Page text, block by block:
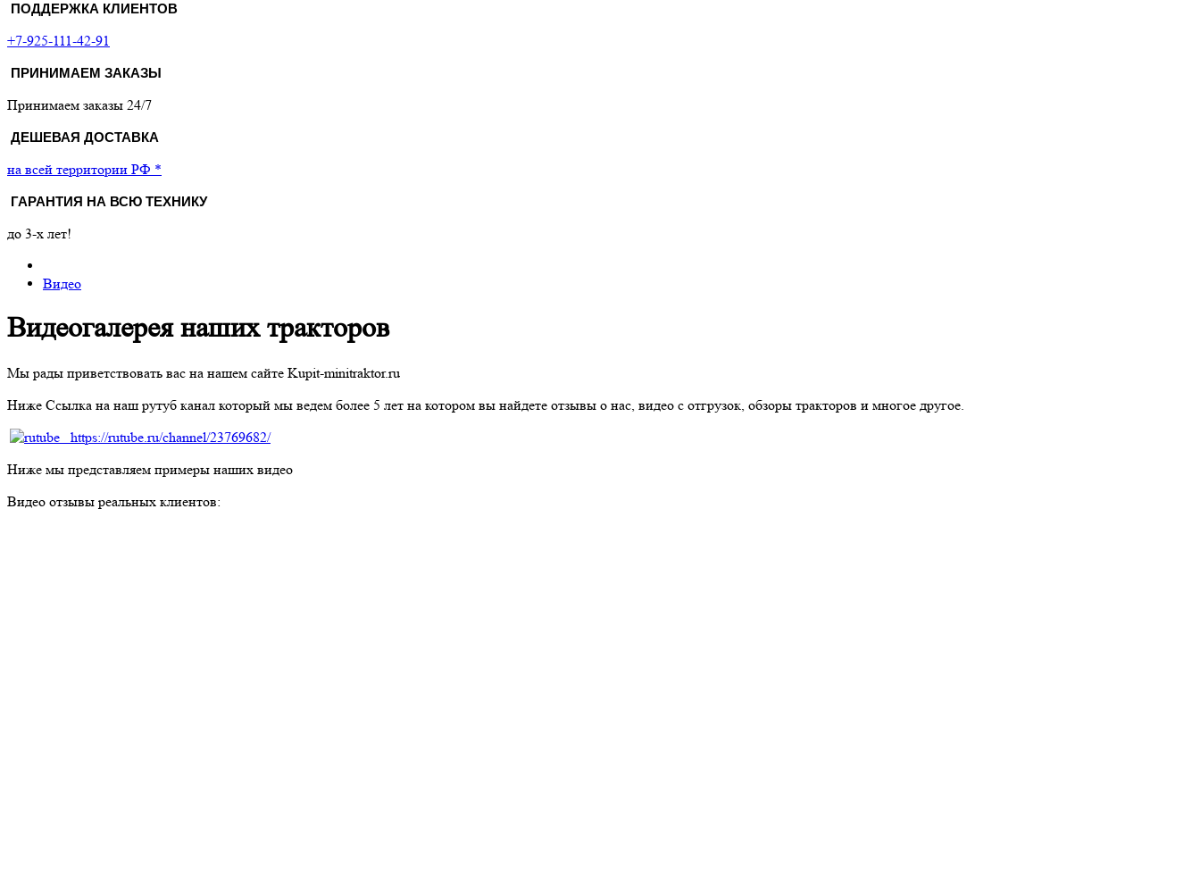
ПОДДЕРЖКА КЛИЕНТОВ
+7-925-111-42-91
ПРИНИМАЕМ ЗАКАЗЫ
Принимаем заказы 24/7
ДЕШЕВАЯ ДОСТАВКА
на всей территории РФ *
ГАРАНТИЯ НА ВСЮ ТЕХНИКУ
до 3-х лет!
Видео
Видеогалерея наших тракторов
Мы рады приветствовать вас на нашем сайте Kupit-minitraktor.ru
Ниже Ссылка на наш рутуб канал который мы ведем более 5 лет на котором вы найдете отзывы о нас, видео с отгрузок, обзоры тракторов и многое другое.
https://rutube.ru/channel/23769682/
Ниже мы представляем примеры наших видео
Видео отзывы реальных клиентов: